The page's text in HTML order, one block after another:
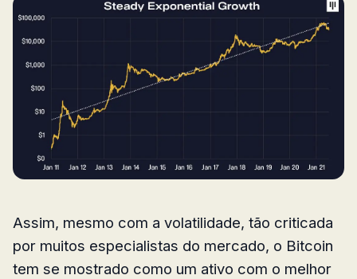
Assim, mesmo com a volatilidade, tão criticada
por muitos especialistas do mercado, o Bitcoin
tem se mostrado como um ativo com o melhor